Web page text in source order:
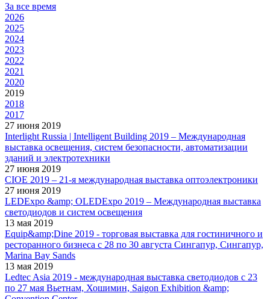
За все время
2026
2025
2024
2023
2022
2021
2020
2019
2018
2017
27 июня 2019
Interlight Russia | Intelligent Building 2019 – Международная
выставка освещения, систем безопасности, автоматизации
зданий и электротехники
27 июня 2019
CIOE 2019 – 21-я международная выставка оптоэлектроники
27 июня 2019
LEDExpo &amp; OLEDExpo 2019 – Международная выставка
светодиодов и систем освещения
13 мая 2019
Equip&amp;Dine 2019 - торговая выставка для гостиничного и
ресторанного бизнеса с 28 по 30 августа Сингапур, Сингапур,
Marina Bay Sands
13 мая 2019
Ledtec Asia 2019 - международная выставка светодиодов с 23
по 27 мая Вьетнам, Хошимин, Saigon Exhibition &amp;